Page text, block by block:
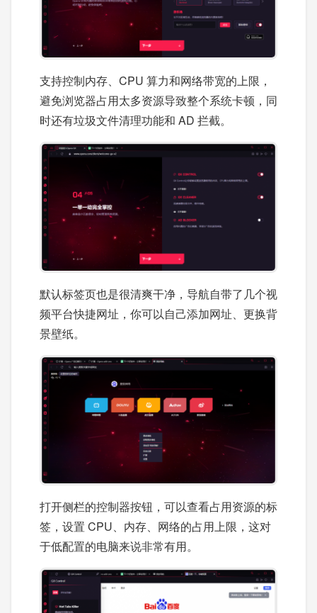
支持控制内存、CPU 算力和网络带宽的上限，
避免浏览器占用太多资源导致整个系统卡顿，同
时还有垃圾文件清理功能和 AD 拦截。
默认标签页也是很清爽干净，导航自带了几个视
频平台快捷网址，你可以自己添加网址、更换背
景壁纸。
打开侧栏的控制器按钮，可以查看占用资源的标
签，设置 CPU、内存、网络的占用上限，这对
于低配置的电脑来说非常有用。